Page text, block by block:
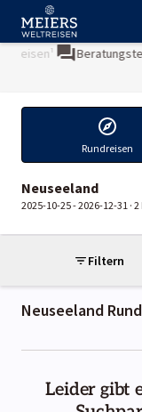
reisen¹
Rundreisen
Neuseeland
2025-10-25 - 2026-12-31 · 2
Filtern
Neuseeland
Leider gibt